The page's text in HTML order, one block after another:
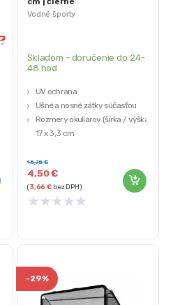
Vodné športy
Skladom - doručenie do 24-
48 hod
UV ochrana
Ušné a nosné zátky súčasťou
Rozmery okuliarov (šírka / výška):
17 x 3,3 cm
Dĺžka 1 ks štupľov do uší: 3 cm
4,50€
15,75€
(3,66€ bez DPH)
★★★★★
-29%